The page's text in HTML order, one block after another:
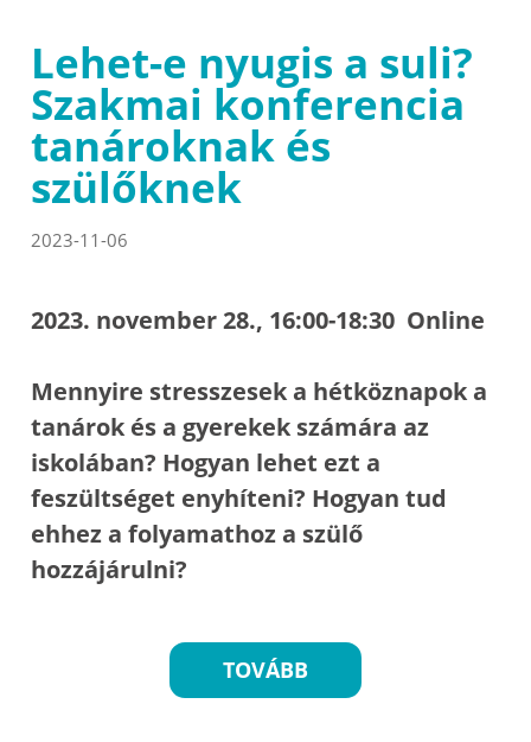
Lehet-e nyugis a suli?
Szakmai konferencia
tanároknak és
szülőknek
2023-11-06
2023. november 28., 16:00-18:30 Online
Mennyire stresszesek a hétköznapok a
tanárok és a gyerekek számára az
iskolában? Hogyan lehet ezt a
feszültséget enyhíteni? Hogyan tud
ehhez a folyamathoz a szülő
hozzájárulni?
TOVÁBB